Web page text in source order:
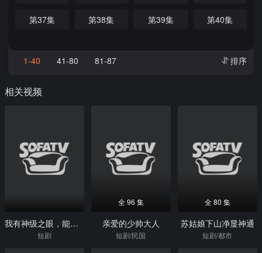
第37集 第38集 第39集 第40集
1-40 41-80 81-87 排序
相关视频
我有神级之眼，能鉴万物
短剧
全 96 集
亲爱的少帅大人
短剧/民国
全 80 集
苏姑娘下山净显神通
短剧/都市